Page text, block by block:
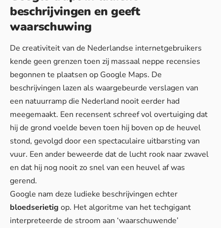
beschrijvingen en geeft
waarschuwing
De creativiteit van de Nederlandse internetgebruikers
kende geen grenzen toen zij massaal neppe recensies
begonnen te plaatsen op Google Maps. De
beschrijvingen lazen als waargebeurde verslagen van
een natuurramp die Nederland nooit eerder had
meegemaakt. Een recensent schreef vol overtuiging dat
hij de grond voelde beven toen hij boven op de heuvel
stond, gevolgd door een spectaculaire uitbarsting van
vuur. Een ander beweerde dat de lucht rook naar zwavel
en dat hij nog nooit zo snel van een heuvel af was
gerend.
Google nam deze ludieke beschrijvingen echter
bloedserietig op. Het algoritme van het techgigant
interpreteerde de stroom aan ‘waarschuwende’